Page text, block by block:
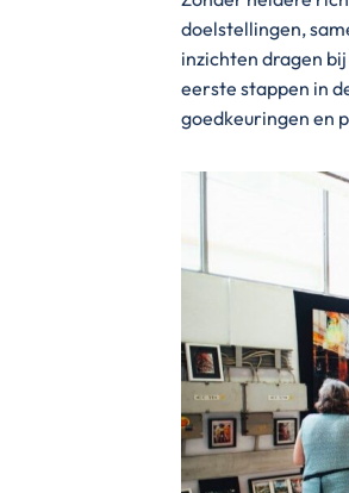
doelstellingen,
inzichten dragen
eerste stappen in
goedkeuringen en